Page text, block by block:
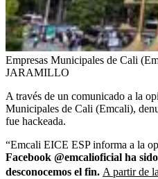
Empresas Municipales de Cali
JARAMILLO
A través de un comunicado a la
Municipales de Cali (Emcali),
fue hackeada.
“Emcali EICE ESP informa a la
Facebook @emcalioficial ha
desconocemos el fin. A partir de